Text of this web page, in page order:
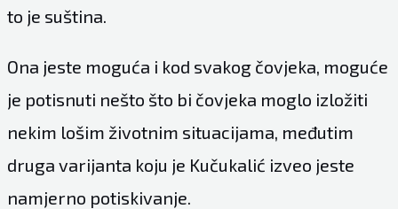
to je suština.
Ona jeste moguća i kod svakog čovjeka, moguće
je potisnuti nešto što bi čovjeka moglo izložiti
nekim lošim životnim situacijama, međutim
druga varijanta koju je Kučukalić izveo jeste
namjerno potiskivanje.